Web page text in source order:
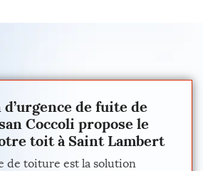
de fuite de
Coccoli propose le
toit à Saint Lambert
de toiture est la solution